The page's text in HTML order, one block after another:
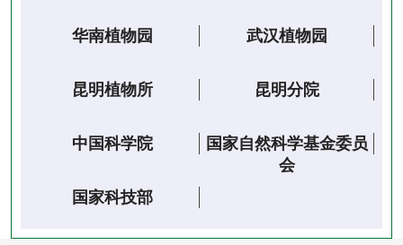
华南植物园 武汉植物园
昆明植物所 昆明分院
中国科学院
国家自然科学基金委员
会
国家科技部